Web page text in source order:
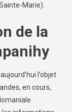
Marie).
de la
l’objet
en cours,